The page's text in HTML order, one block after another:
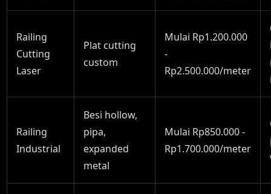
Railing
Cutting
Laser
Plat cutting
custom
Mulai Rp1.200.000
-
Rp2.500.000/meter
Railing
Industrial
Besi hollow,
pipa,
expanded
metal
Mulai Rp850.000 -
Rp1.700.000/meter